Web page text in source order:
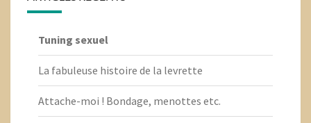
Tuning sexuel
La fabuleuse histoire de la levrette
Attache-moi ! Bondage, menottes etc.